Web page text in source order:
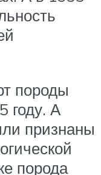
породы
году. А
признаны
порода